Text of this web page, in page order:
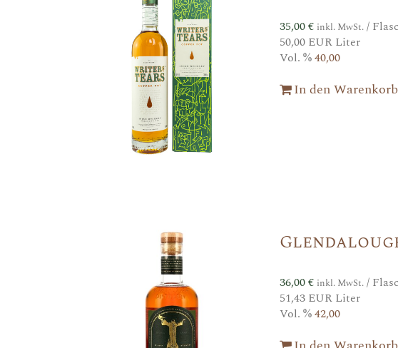
35,00€ inkl. MwSt./
50,00 EUR Liter
Vol. %40,00
In den Warenkorb
36,00€ inkl. MwSt./
51,43 EUR Liter
Vol. %42,00